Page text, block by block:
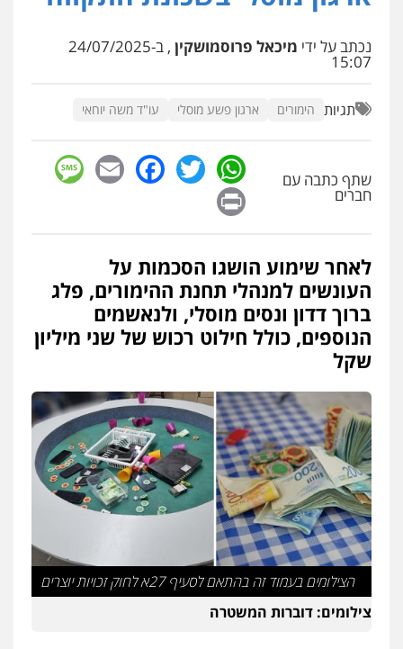
פלילי דיני תעבורה מעצרים וחקירות
פשיעה חמורה אסירים
עבירות מין
0509930581
0523379525
עו"ד אליה חן ברק
פשיעה חמורה
עו"ד אריה פטר
לשעבר סגן מנהל המחלקה הפלילית
בפרקליטות המדינה
0506217994
משרד עורכי דין פארס פלאח
פלילי צבאי צווארון לבן והונאה ביטוח לאומי
0549911449
נכתב על ידי מיכאל פרוסמושקין , ב-24/07/2025
15:07
תגיות הימורים ארגון פשע מוסלי עו"ד משה יוחאי
שתף כתבה עם
חברים
WhatsApp
Twitter
Facebook
Email
לאחר שימוע הושגו הסכמות על
העונשים למנהלי תחנת ההימורים, פלג
ברוך דדון ונסים מוסלי, ולנאשמים
הנוספים, כולל חילוט רכוש של שני מיליון
שקל
הצילומים בעמוד זה בהתאם לסעיף 27א לחוק זכויות יוצרים
צילומים: דוברות המשטרה